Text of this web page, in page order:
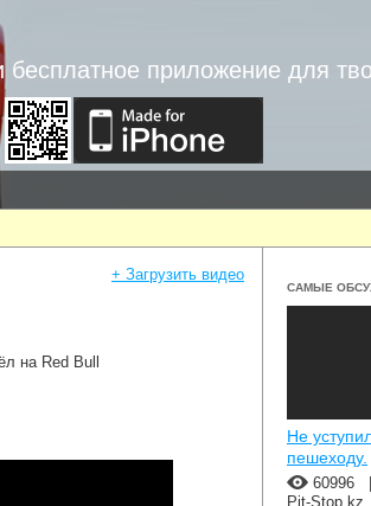
бесплатное приложение для
+ Загрузить видео
на Red Bull
САМЫЕ
Не
пешеходу.
60996
Pit-Stop.kz